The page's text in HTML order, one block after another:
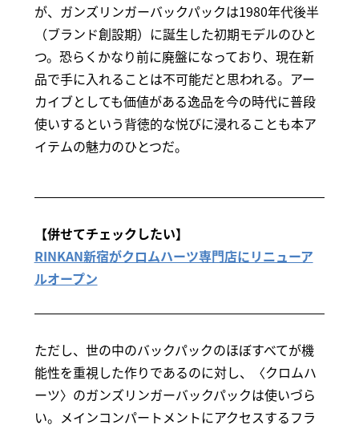
が、ガンズリンガーバックパックは1980年代後半
（ブランド創設期）に誕生した初期モデルのひと
つ。恐らくかなり前に廃盤になっており、現在新
品で手に入れることは不可能だと思われる。アー
カイブとしても価値がある逸品を今の時代に普段
使いするという背徳的な悦びに浸れることも本ア
イテムの魅力のひとつだ。
【併せてチェックしたい】
RINKAN新宿がクロムハーツ専門店にリニューア
ルオープン
ただし、世の中のバックパックのほぼすべてが機
能性を重視した作りであるのに対し、〈クロムハ
ーツ〉のガンズリンガーバックパックは使いづら
い。メインコンパートメントにアクセスするフラ